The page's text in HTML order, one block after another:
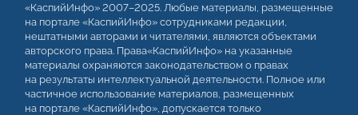
«КаспийИнфо» 2007–2025. Любые материалы, размещенные
на портале «КаспийИнфо» сотрудниками редакции,
нештатными авторами и читателями, являются объектами
авторского права. Права«КаспийИнфо» на указанные
материалы охраняются законодательством о правах
на результаты интеллектуальной деятельности. Полное или
частичное использование материалов, размещенных
на портале «КаспийИнфо», допускается только